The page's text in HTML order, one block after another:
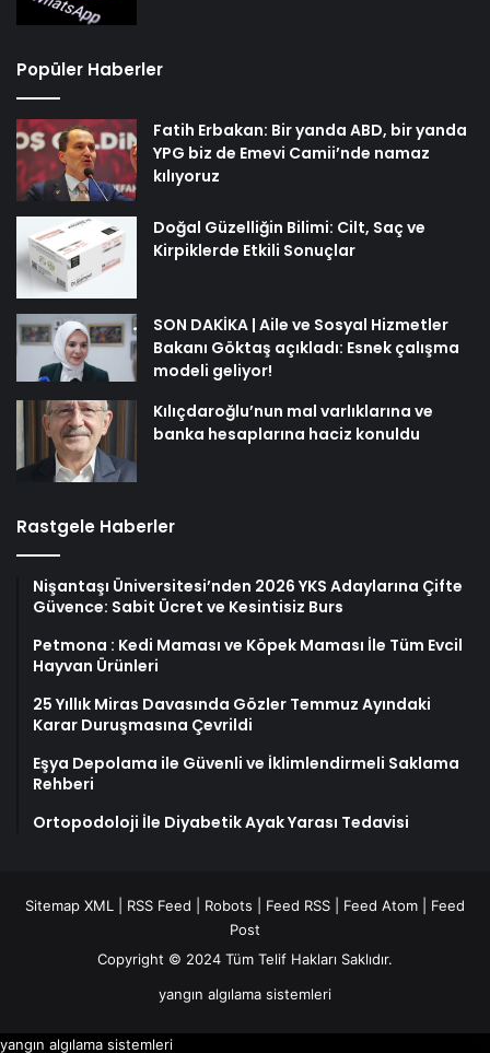
Popüler Haberler
Fatih Erbakan: Bir yanda ABD, bir yanda
YPG biz de Emevi Camii’nde namaz
kılıyoruz
Doğal Güzelliğin Bilimi: Cilt, Saç ve
Kirpiklerde Etkili Sonuçlar
SON DAKİKA | Aile ve Sosyal Hizmetler
Bakanı Göktaş açıkladı: Esnek çalışma
modeli geliyor!
Kılıçdaroğlu’nun mal varlıklarına ve
banka hesaplarına haciz konuldu
Rastgele Haberler
Nişantaşı Üniversitesi’nden 2026 YKS Adaylarına Çifte
Güvence: Sabit Ücret ve Kesintisiz Burs
Petmona : Kedi Maması ve Köpek Maması İle Tüm Evcil
Hayvan Ürünleri
25 Yıllık Miras Davasında Gözler Temmuz Ayındaki
Karar Duruşmasına Çevrildi
Eşya Depolama ile Güvenli ve İklimlendirmeli Saklama
Rehberi
Ortopodoloji İle Diyabetik Ayak Yarası Tedavisi
Sitemap XML RSS Feed Robots Feed RSS Feed Atom
Feed
Post
Copyright © 2024 Tüm Telif Hakları Saklıdır.
yangın algılama sistemleri
yangın algılama sistemleri